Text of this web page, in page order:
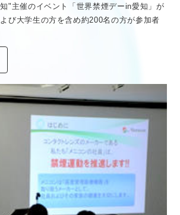
"主催のイベント「世界禁煙デーin愛知」が
び大学生の方を含め約200名の方が参加者